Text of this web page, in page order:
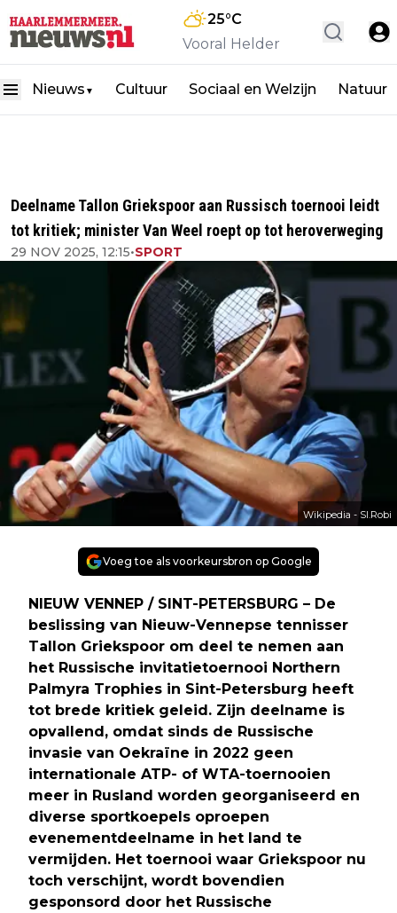
25°C
Vooral Helder
Nieuws ▼ Cultuur Sociaal en Welzijn Natuur
Deelname Tallon Griekspoor aan Russisch toernooi leidt
tot kritiek; minister Van Weel roept op tot heroverweging
29 NOV 2025, 12:15•SPORT
Wikipedia - SI.Robi
Voeg toe als voorkeursbron op Google
NIEUW VENNEP / SINT-PETERSBURG – De
beslissing van Nieuw-Vennepse tennisser
Tallon Griekspoor om deel te nemen aan
het Russische invitatietoernooi Northern
Palmyra Trophies in Sint-Petersburg heeft
tot brede kritiek geleid. Zijn deelname is
opvallend, omdat sinds de Russische
invasie van Oekraïne in 2022 geen
internationale ATP- of WTA-toernooien
meer in Rusland worden georganiseerd en
diverse sportkoepels oproepen
evenementdeelname in het land te
vermijden. Het toernooi waar Griekspoor nu
toch verschijnt, wordt bovendien
gesponsord door het Russische